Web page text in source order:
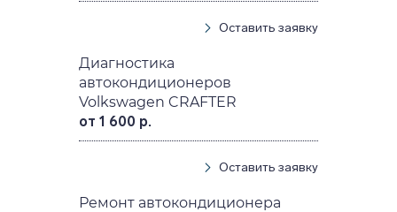
Оставить заявку
Диагностика
автокондиционеров
Volkswagen CRAFTER
от 1 600 р.
Оставить заявку
Ремонт автокондиционера